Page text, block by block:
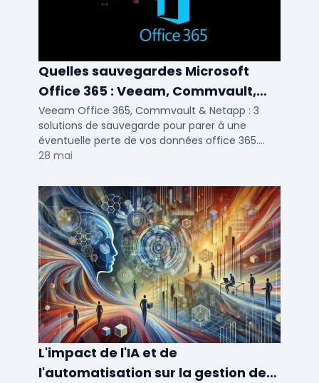
Quelles sauvegardes Microsoft
Office 365 : Veeam, Commvault,
Netapp
Veeam Office 365, Commvault & Netapp : 3
solutions de sauvegarde pour parer à une
éventuelle perte de vos données office 365.
Voici notre ...
28 mai
L'impact de l'IA et de
l'automatisation sur la gestion des